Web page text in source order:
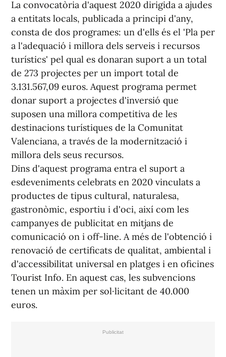
La convocatòria d'aquest 2020 dirigida a ajudes
a entitats locals, publicada a principi d'any,
consta de dos programes: un d'ells és el 'Pla per
a l'adequació i millora dels serveis i recursos
turístics' pel qual es donaran suport a un total
de 273 projectes per un import total de
3.131.567,09 euros. Aquest programa permet
donar suport a projectes d'inversió que
suposen una millora competitiva de les
destinacions turístiques de la Comunitat
Valenciana, a través de la modernització i
millora dels seus recursos.
Dins d'aquest programa entra el suport a
esdeveniments celebrats en 2020 vinculats a
productes de tipus cultural, naturalesa,
gastronòmic, esportiu i d'oci, així com les
campanyes de publicitat en mitjans de
comunicació on i off-line. A més de l'obtenció i
renovació de certificats de qualitat, ambiental i
d'accessibilitat universal en platges i en oficines
Tourist Info. En aquest cas, les subvencions
tenen un màxim per sol·licitant de 40.000
euros.